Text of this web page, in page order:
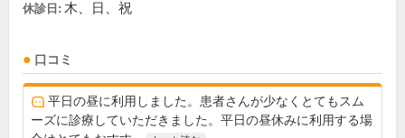
休診日: 木、日、祝
口コミ
平日の昼に利用しました。患者さんが少なくとてもスム
ーズに診療していただきました。平日の昼休みに利用する場